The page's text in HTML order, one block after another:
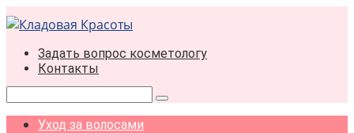
Перейти
к
контентуЗадать вопрос косметологу
Контакты
Поиск:
Уход за волосами